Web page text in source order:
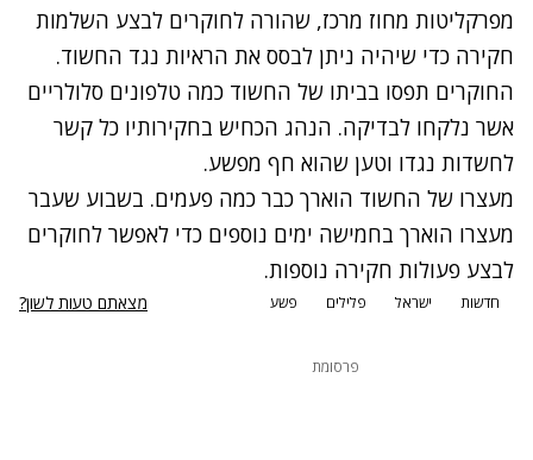
מפרקליטות מחוז מרכז, שהורה לחוקרים לבצע השלמות
חקירה כדי שיהיה ניתן לבסס את הראיות נגד החשוד.
החוקרים תפסו בביתו של החשוד כמה טלפונים סלולריים
אשר נלקחו לבדיקה. הנהג הכחיש בחקירותיו כל קשר
לחשדות נגדו וטען שהוא חף מפשע.
מעצרו של החשוד הוארך כבר כמה פעמים. בשבוע שעבר
מעצרו הוארך בחמישה ימים נוספים כדי לאפשר לחוקרים
לבצע פעולות חקירה נוספות.
חדשות ישראל פלילים פשע מצאתם טעות לשון?
פרסומת